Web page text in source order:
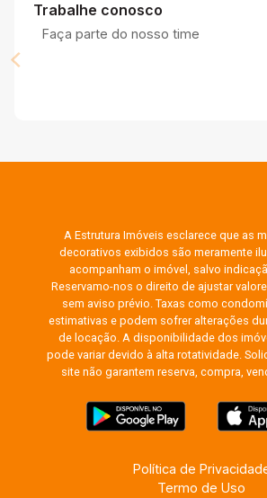
Trabalhe conosco
Faça parte do nosso time
A Estrutura Imóveis esclarece que as
decorativos exibidos são meramente
acompanham o imóvel, salvo
Reservamo-nos o direito de ajustar
sem aviso prévio. Taxas como
estimativas e podem sofrer alterações
de locação. A disponibilidade dos
pode variar devido à alta rotatividade.
site não garantem reserva, compra,
Política de
Termo de Uso